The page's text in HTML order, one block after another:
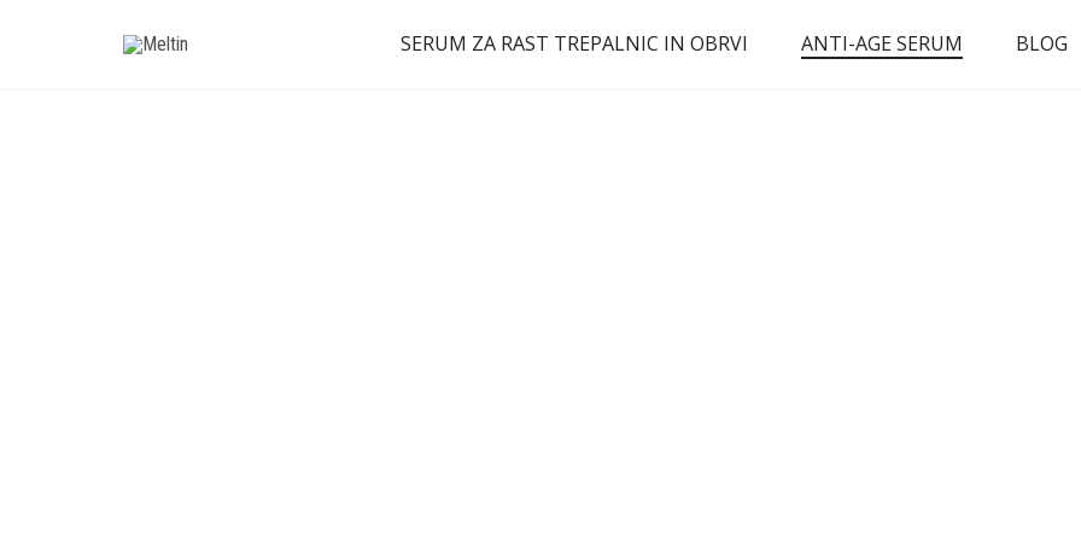
SERUM ZA RAST TREPALNIC IN OBRVI ANTI-AGE SERUM BLOG